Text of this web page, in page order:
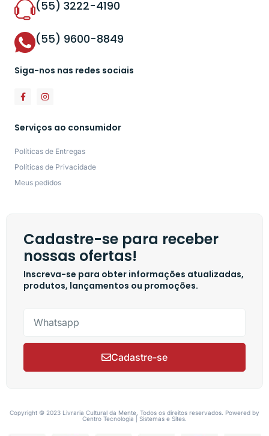
(55) 3222-4190
(55) 9600-8849
Siga-nos nas redes sociais
Serviços ao consumidor
Políticas de Entregas
Políticas de Privacidade
Meus pedidos
Cadastre-se para receber
nossas ofertas!
Inscreva-se para obter informações atualizadas,
produtos, lançamentos ou promoções.
Cadastre-se
Copyright © 2023 Livraria Cultural da Mente, Todos os direitos reservados. Powered by
Centro Tecnologia | Sistemas e Sites.